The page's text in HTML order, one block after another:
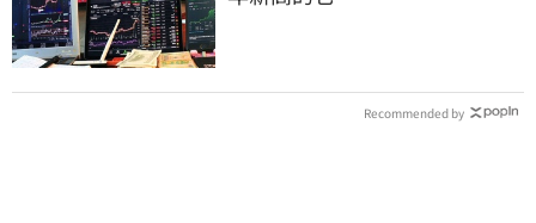
Recommended by